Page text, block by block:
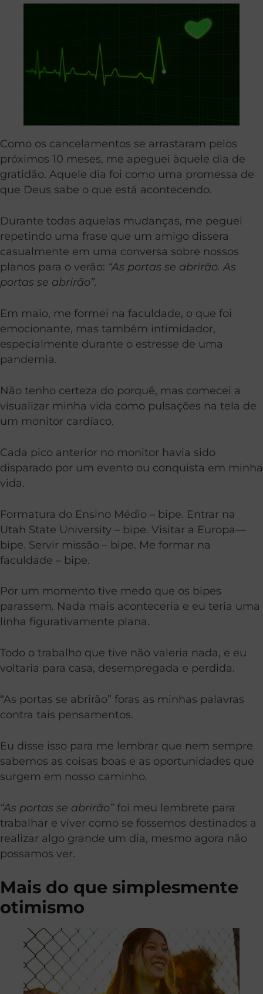
Como os cancelamentos se arrastaram pelos
próximos 10 meses, me apeguei àquele dia de
gratidão. Aquele dia foi como uma promessa de
que Deus sabe o que está acontecendo.
Durante todas aquelas mudanças, me peguei
repetindo uma frase que um amigo dissera
casualmente em uma conversa sobre nossos
planos para o verão: “As portas se abrirão. As
portas se abrirão”.
Em maio, me formei na faculdade, o que foi
emocionante, mas também intimidador,
especialmente durante o estresse de uma
pandemia.
Não tenho certeza do porquê, mas comecei a
visualizar minha vida como pulsações na tela de
um monitor cardíaco.
Cada pico anterior no monitor havia sido
disparado por um evento ou conquista em minha
vida.
Formatura do Ensino Médio – bipe. Entrar na
Utah State University – bipe. Visitar a Europa—
bipe. Servir missão – bipe. Me formar na
faculdade – bipe.
Por um momento tive medo que os bipes
parassem. Nada mais aconteceria e eu teria uma
linha figurativamente plana.
Todo o trabalho que tive não valeria nada, e eu
voltaria para casa, desempregada e perdida.
“As portas se abrirão” foras as minhas palavras
contra tais pensamentos.
Eu disse isso para me lembrar que nem sempre
sabemos as coisas boas e as oportunidades que
surgem em nosso caminho.
“As portas se abrirão”foi meu lembrete para
trabalhar e viver como se fossemos destinados a
realizar algo grande um dia, mesmo agora não
possamos ver.
Mais do que simplesmente
otimismo